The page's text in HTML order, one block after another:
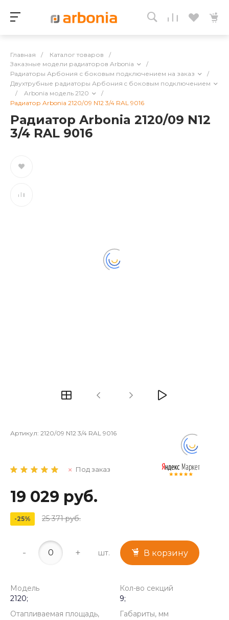
Главная / Каталог товаров
/
Заказные модели радиаторов Arbonia
/
Радиаторы Арбония с боковым подключением на заказ
/
Двухтрубные радиаторы Арбония c боковым подключением
/
Arbonia модель 2120
/
Радиатор Arbonia 2120/09 N12 3/4 RAL 9016
Радиатор Arbonia 2120/09 N12
3/4 RAL 9016
Артикул: 2120/09 N12 3/4 RAL 9016
Под заказ
19 029 руб.
-25% 25 371 руб.
- + шт. В корзину
Модель
2120;
Кол-во секций
9;
Отапливаемая площадь,
Габариты, мм